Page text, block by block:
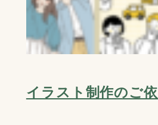
イラスト制作のご